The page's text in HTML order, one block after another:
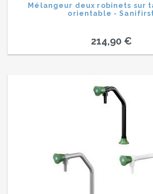
Mélangeur deux robinets sur
orientable -
214,90 €